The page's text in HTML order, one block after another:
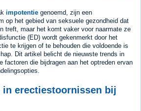
impotentie genoemd, zijn een
op het gebied van seksuele gezondheid dat
treft, maar het komt vaker voor naarmate ze
(ED) wordt gekenmerkt door het
te krijgen of te behouden die voldoende is
Dit artikel belicht de nieuwste trends in
factoren die bijdragen aan het optreden ervan
in erectiestoornissen bij